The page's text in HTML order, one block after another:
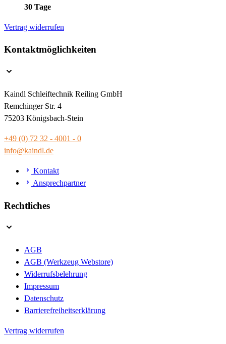
30 Tage
Vertrag widerrufen
Kontaktmöglichkeiten
Kaindl Schleiftechnik Reiling GmbH
Remchinger Str. 4
75203 Königsbach-Stein
+49 (0) 72 32 - 4001 - 0
info@kaindl.de
Kontakt
Ansprechpartner
Rechtliches
AGB
AGB (Werkzeug Webstore)
Widerrufsbelehrung
Impressum
Datenschutz
Barrierefreiheitserklärung
Vertrag widerrufen